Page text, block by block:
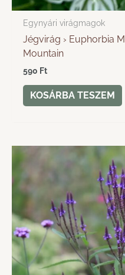
Egynyári virágmagok
Jégvirág › Euphorbia
Mountain
590 Ft
KOSÁRBA TESZEM